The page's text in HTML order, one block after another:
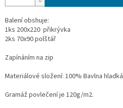
Balení obshuje:
1ks 200x220 přikrývka
2ks 70x90 polštář
Zapínáním na zip
Materiálové složení: 100% Bavlna hladká
Gramáž povlečení je 120g/m2.